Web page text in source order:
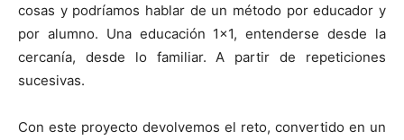
cosas y podríamos hablar de un método por educador y
por alumno. Una educación 1×1, entenderse desde la
cercanía, desde lo familiar. A partir de repeticiones
sucesivas.
Con este proyecto devolvemos el reto, convertido en un